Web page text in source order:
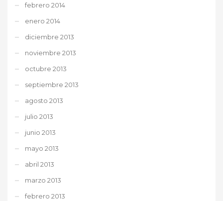
febrero 2014
enero 2014
diciembre 2013
noviembre 2013
octubre 2013
septiembre 2013
agosto 2013
julio 2013
junio 2013
mayo 2013
abril 2013
marzo 2013
febrero 2013